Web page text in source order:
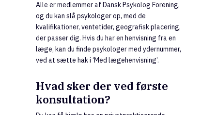
Alle er medlemmer af Dansk Psykolog Forening,
og du kan slå psykologer op, med de
kvalifikationer, ventetider, geografisk placering,
der passer dig. Hvis du har en henvisning fra en
læge, kan du finde psykologer med ydernummer,
ved at sætte hak i ‘Med lægehenvisning’.
Hvad sker der ved første
konsultation?